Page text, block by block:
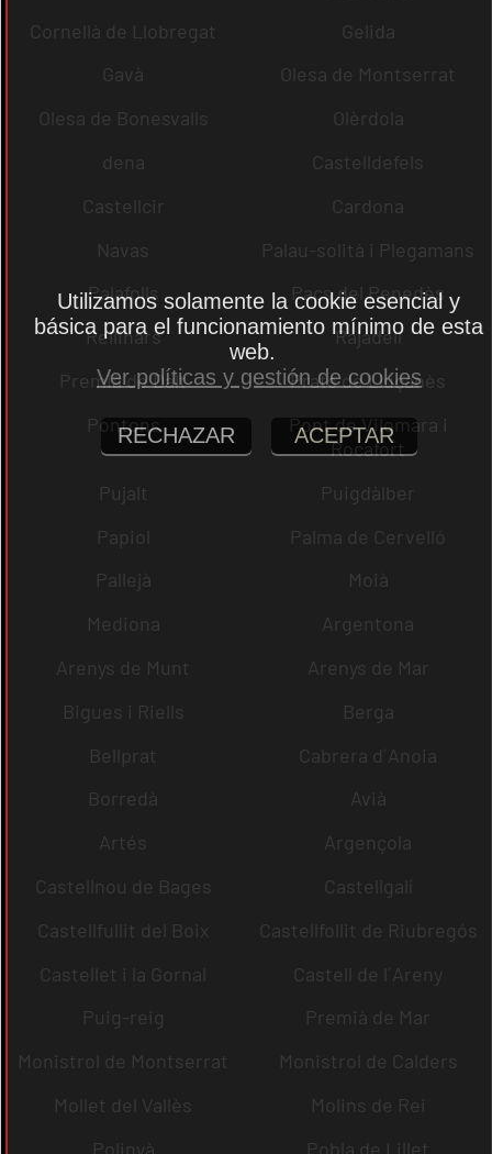
Cornellà de Llobregat
Gelida
Gavà
Olesa de Montserrat
Olesa de Bonesvalls
Olèrdola
dena
Castelldefels
Castellcir
Cardona
Navas
Palau-solità i Plegamans
Palafolls
Pacs del Penedès
Rellinars
Rajadell
Premià de Dalt
Prats de Lluçanès
Pontons
Pont de Vilomara i
Rocafort
Pujalt
Puigdàlber
Papiol
Palma de Cervelló
Pallejà
Moià
Mediona
Argentona
Arenys de Munt
Arenys de Mar
Bigues i Riells
Berga
Bellprat
Cabrera d´Anoia
Borredà
Avià
Artés
Argençola
Castellnou de Bages
Castellgalí
Castellfullit del Boix
Castellfollit de Riubregós
Castellet i la Gornal
Castell de l´Areny
Puig-reig
Premià de Mar
Monistrol de Montserrat
Monistrol de Calders
Mollet del Vallès
Molins de Rei
Polinyà
Pobla de Lillet
Utilizamos solamente la cookie esencial y
básica para el funcionamiento mínimo de esta
web.
Ver políticas y gestión de cookies
RECHAZAR ACEPTAR